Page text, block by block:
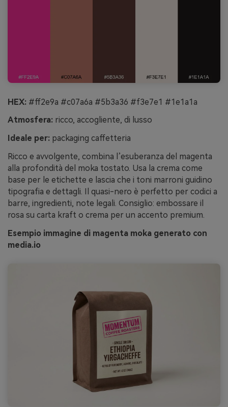
HEX: #ff2e9a #c07a6a #5b3a36 #f3e7e1 #1e1a1a
Atmosfera: ricco, accogliente, di lusso
Ideale per: packaging caffetteria
Ricco e avvolgente, combina l’esuberanza del magenta
alla profondità del moka tostato. Usa la crema come
base per le etichette e lascia che i toni marroni guidino
tipografia e dettagli. Il quasi-nero è perfetto per codici a
barre, ingredienti, note legali. Consiglio: embossare il
rosa su carta kraft o crema per un accento premium.
Esempio immagine di magenta moka generato con
media.io